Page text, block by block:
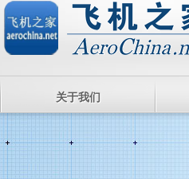
关于我们